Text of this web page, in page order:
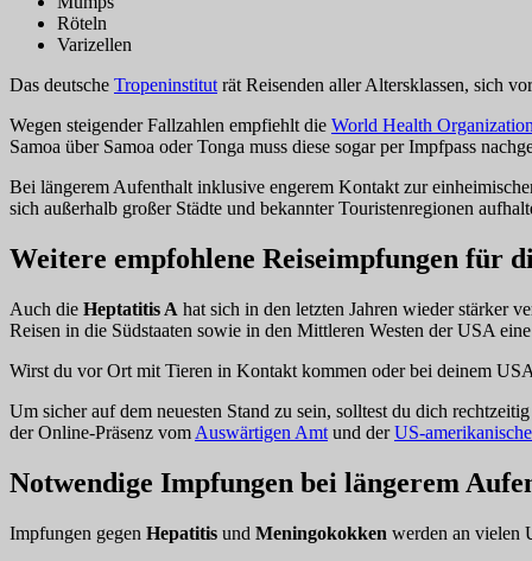
Röteln
Varizellen
Das deutsche Tropeninstitut rät Reisenden aller Altersklassen, sich
Wegen steigender Fallzahlen empfiehlt die World Health Organization
Samoa über Samoa oder Tonga muss diese sogar per Impfpass
Bei längerem Aufenthalt inklusive engerem Kontakt zur
sich außerhalb großer Städte und bekannter Touristenregionen
Weitere empfohlene Reiseimpfungen für
Auch die Heptatitis A hat sich in den letzten Jahren wieder stärker
Reisen in die Südstaaten sowie in den Mittleren Westen der USA
Wirst du vor Ort mit Tieren in Kontakt kommen oder bei deinem
Um sicher auf dem neuesten Stand zu sein, solltest du dich
der Online-Präsenz vom Auswärtigen Amt und derUS-
Notwendige Impfungen bei längerem
Impfungen gegen Hepatitis und Meningokokken werden an vielen